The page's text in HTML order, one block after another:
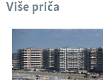
Više priča